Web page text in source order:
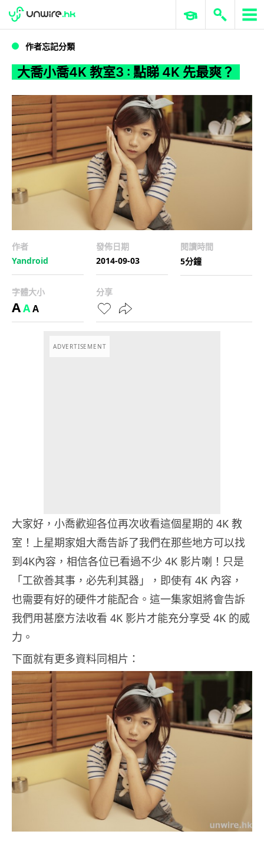
大喬小喬4K 教室3 : 點睇 4K 先最爽？
WWDC 2026 ERP 與商業 AI
作者忘記分類
大喬小喬4K 教室3 : 點睇 4K 先最爽？
作者
Yandroid
發佈日期
2014-09-03
閱讀時間
5分鐘
字體大小
AAA
分享
ADVERTISEMENT
大家好，小喬歡迎各位再次收看這個星期的 4K 教
室！上星期家姐大喬告訴了我們在那些地方可以找
到4K內容，相信各位已看過不少 4K 影片喇！只是
「工欲善其事，必先利其器」，即使有 4K 內容，
也需要有好的硬件才能配合。這一集家姐將會告訴
我們用甚麼方法收看 4K 影片才能充分享受 4K 的威
力。
下面就有更多資料同相片：